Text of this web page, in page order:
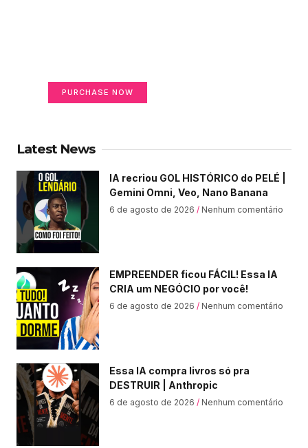
PURCHASE NOW
Latest News
IA recriou GOL HISTÓRICO do PELÉ |
Gemini Omni, Veo, Nano Banana
6 de agosto de 2026 Nenhum comentário
EMPREENDER ficou FÁCIL! Essa IA
CRIA um NEGÓCIO por você!
6 de agosto de 2026 Nenhum comentário
Essa IA compra livros só pra
DESTRUIR | Anthropic
6 de agosto de 2026 Nenhum comentário